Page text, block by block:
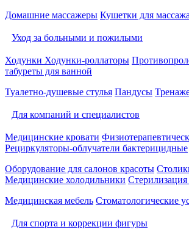
Домашние массажеры Кушетки для массажа
Уход за больными и пожилыми
Ходунки Ходунки-роллаторы
табуреты для ванной
Туалетно-душевые стулья Пандусы
Для компаний и специалистов
Медицинские кровати
Рециркуляторы-облучатели бактерицидные
Оборудование для салонов красоты
Медицинские холодильники
Медицинская мебель Стоматологические
Для спорта и коррекции фигуры